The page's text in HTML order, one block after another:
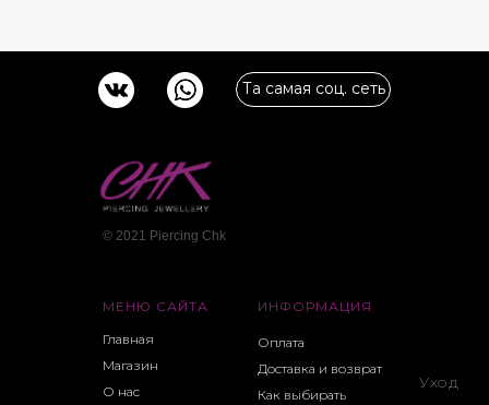
Та самая соц. сеть
© 2021 Piercing Сhk
Уход
МЕНЮ САЙТА
Главная
Магазин
О нас
ИНФОРМАЦИЯ
Оплата
Доставка и возврат
Как выбирать